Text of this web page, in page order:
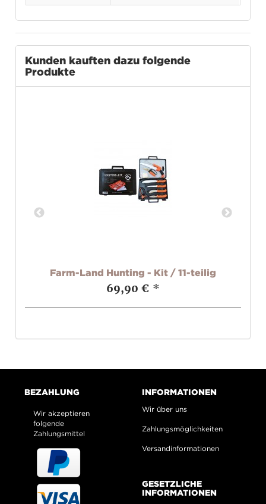
Kunden kauften dazu folgende
Produkte
Farm-Land Hunting - Kit / 11-teilig
69,90 € *
BEZAHLUNG
Wir akzeptieren
folgende
Zahlungsmittel
INFORMATIONEN
Wir über uns
Zahlungsmöglichkeiten
Versandinformationen
GESETZLICHE
INFORMATIONEN